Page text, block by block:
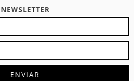
NEWSLETTER